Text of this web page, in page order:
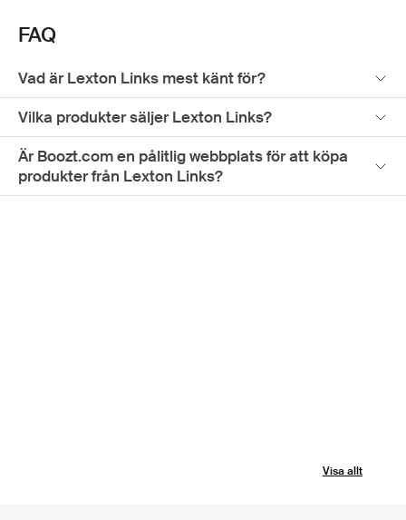
FAQ
Vad är Lexton Links mest känt för?
Vilka produkter säljer Lexton Links?
Är Boozt.com en pålitlig webbplats för att köpa
produkter från Lexton Links?
Visa allt